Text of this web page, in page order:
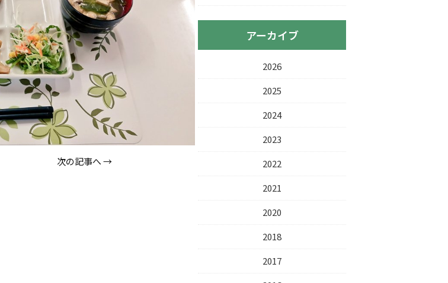
次の記事へ→
アーカイブ
2026
2025
2024
2023
2022
2021
2020
2018
2017